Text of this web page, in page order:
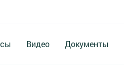
Видео Документы